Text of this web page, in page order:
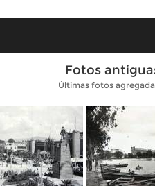
Fotos
Últimas fotos